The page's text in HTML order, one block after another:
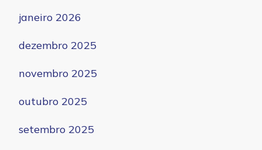
janeiro 2026
dezembro 2025
novembro 2025
outubro 2025
setembro 2025